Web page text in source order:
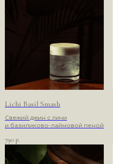
Lichi Basil Smash
Свежий джин с личи
и базиликово-лаймовой пеной
790 р.